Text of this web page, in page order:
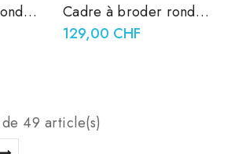
Cadre à broder rond
130 mm PRPRF130
129,00 CHF
49 article(s)